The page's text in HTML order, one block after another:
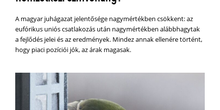
A magyar juhágazat jelentősége nagymértékben csökkent: az
eufórikus uniós csatlakozás után nagymértékben alábbhagytak
a fejlődés jelei és az eredmények. Mindez annak ellenére történt,
hogy piaci pozíciói jók, az árak magasak.